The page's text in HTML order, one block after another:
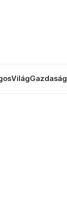
VilágGazdaság